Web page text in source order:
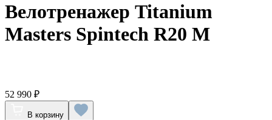
Велотренажер Titanium
Masters Spintech R20 M
52 990 ₽
В корзину